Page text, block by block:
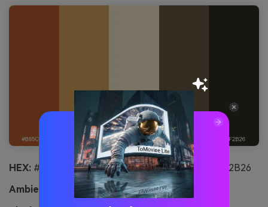
HEX: #B85C2E #D6A35C #F2E3C6 #6B5A43 #2F2B26
Ambiente:
terroso, rústico, soleado